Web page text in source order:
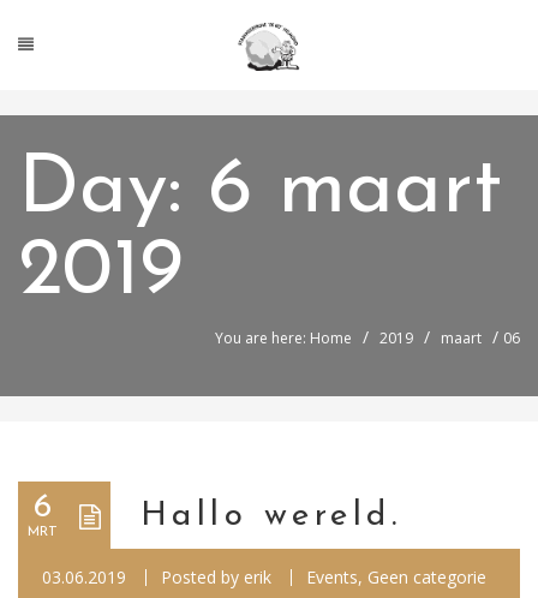
Day: 6 maart
2019
You are here: Home / 2019 / maart / 06
6
MRT Hallo wereld.
03.06.2019 Posted by erik Events, Geen categorie